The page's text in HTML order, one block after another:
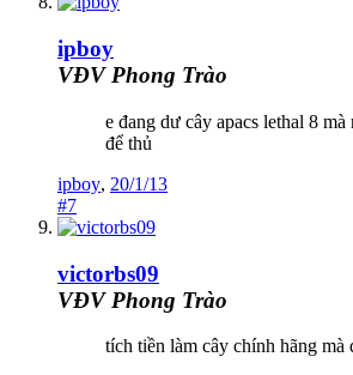
ipboy
VĐV Phong Trào
e đang dư cây apacs lethal 8 mà
để thủ
ipboy, 20/1/13
#7
victorbs09
VĐV Phong Trào
tích tiền làm cây chính hãng mà